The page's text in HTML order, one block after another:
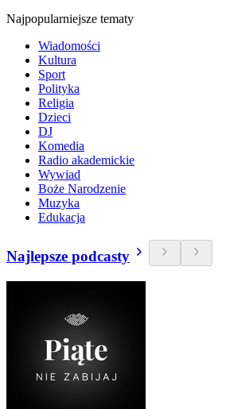
Najpopularniejsze tematy
Wiadomości
Kultura
Sport
Polityka
Religia
Dzieci
DJ
Komedia
Radio akademickie
Wywiad
Boże Narodzenie
Muzyka
Edukacja
Najlepsze podcasty